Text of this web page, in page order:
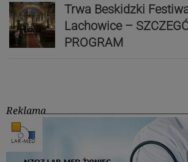
Trwa Beskidzki
Lachowice –
PROGRAM
Reklama